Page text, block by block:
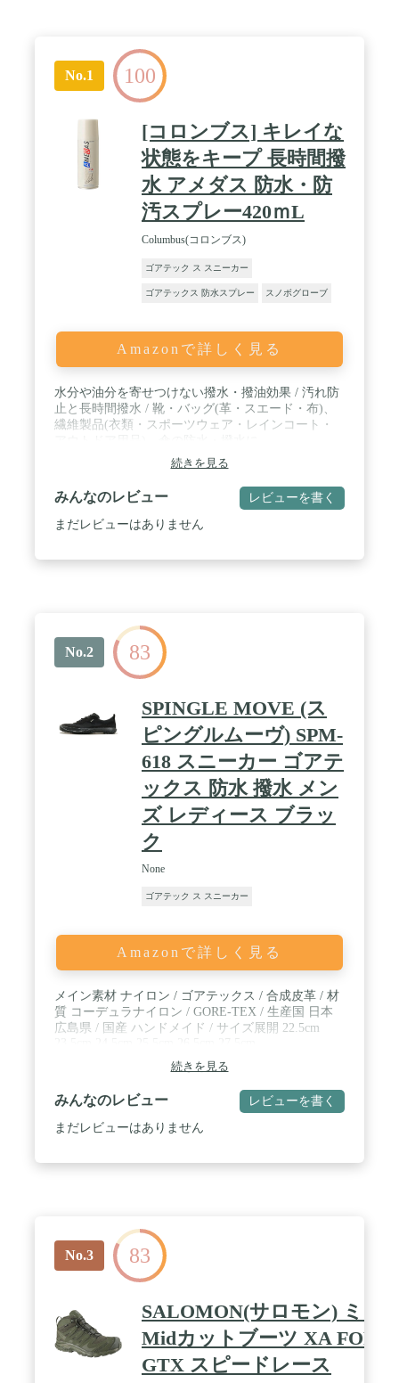
No.1 100
[コロンブス] キレイな
状態をキープ 長時間撥
水 アメダス 防水・防
汚スプレー420ｍL
Columbus(コロンブス)
ゴアテック ス スニーカー
ゴアテックス 防水スプレー スノボグローブ
Amazonで詳しく見る
水分や油分を寄せつけない撥水・撥油効果 / 汚れ防
止と長時間撥水 / 靴・バッグ(革・スエード・布)、
繊維製品(衣類・スポーツウェア・レインコート・
続きを見る
みんなのレビュー レビューを書く
まだレビューはありません
No.2 83
SPINGLE MOVE (ス
ピングルムーヴ) SPM-
618 スニーカー ゴアテ
ックス 防水 撥水 メン
ズ レディース ブラッ
ク
None
ゴアテック ス スニーカー
Amazonで詳しく見る
メイン素材 ナイロン / ゴアテックス / 合成皮革 / 材
質 コーデュラナイロン / GORE-TEX / 生産国 日本
広島県 / 国産 ハンドメイド / サイズ展開 22.5cm
続きを見る
みんなのレビュー レビューを書く
まだレビューはありません
No.3 83
SALOMON(サロモン) ミリ
Midカットブーツ XA
GTX スピードレース